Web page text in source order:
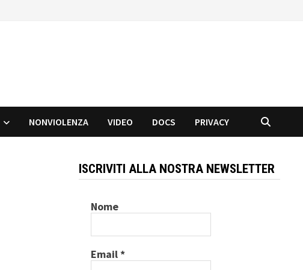
NONVIOLENZA VIDEO DOCS PRIVACY
ISCRIVITI ALLA NOSTRA NEWSLETTER
Nome
Email*